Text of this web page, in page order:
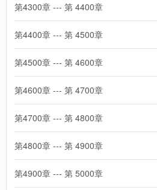
第4300章 --- 第 4400章
第4400章 --- 第 4500章
第4500章 --- 第 4600章
第4600章 --- 第 4700章
第4700章 --- 第 4800章
第4800章 --- 第 4900章
第4900章 --- 第 5000章